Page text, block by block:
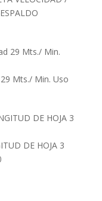
Mts./ Min. Uso
DE HOJA 3